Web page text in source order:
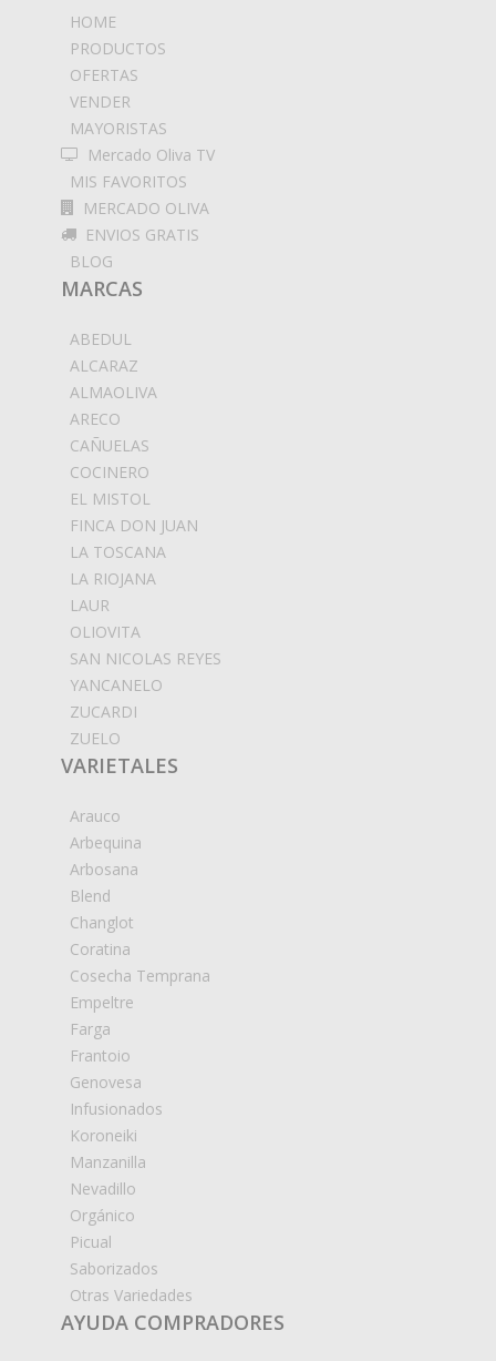
HOME
PRODUCTOS
OFERTAS
VENDER
MAYORISTAS
Mercado Oliva TV
MIS FAVORITOS
MERCADO OLIVA
ENVIOS GRATIS
BLOG
MARCAS
ABEDUL
ALCARAZ
ALMAOLIVA
ARECO
CAÑUELAS
COCINERO
EL MISTOL
FINCA DON JUAN
LA TOSCANA
LA RIOJANA
LAUR
OLIOVITA
SAN NICOLAS REYES
YANCANELO
ZUCARDI
ZUELO
VARIETALES
Arauco
Arbequina
Arbosana
Blend
Changlot
Coratina
Cosecha Temprana
Empeltre
Farga
Frantoio
Genovesa
Infusionados
Koroneiki
Manzanilla
Nevadillo
Orgánico
Picual
Saborizados
Otras Variedades
AYUDA COMPRADORES